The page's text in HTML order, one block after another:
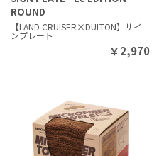
ROUND
【LAND CRUISER×DULTON】サイ
ンプレート
￥2,970